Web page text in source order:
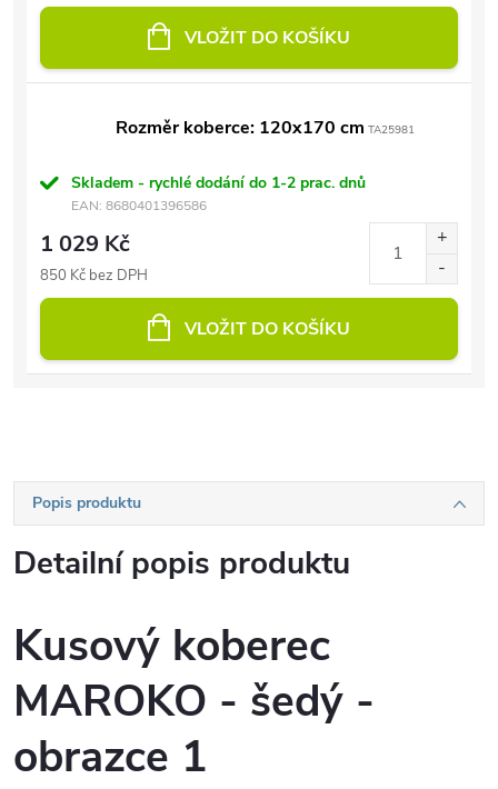
VLOŽIT DO KOŠÍKU
Rozměr koberce: 120x170 cm TA25981
Skladem - rychlé dodání do 1-2 prac. dnů
EAN: 8680401396586
1 029 Kč
850 Kč bez DPH
VLOŽIT DO KOŠÍKU
Popis produktu
Detailní popis produktu
Kusový koberec
MAROKO - šedý -
obrazce 1